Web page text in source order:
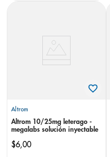
Altrom
Altrom 10/25mg leterago -
megalabs solución inyectable
$6,00